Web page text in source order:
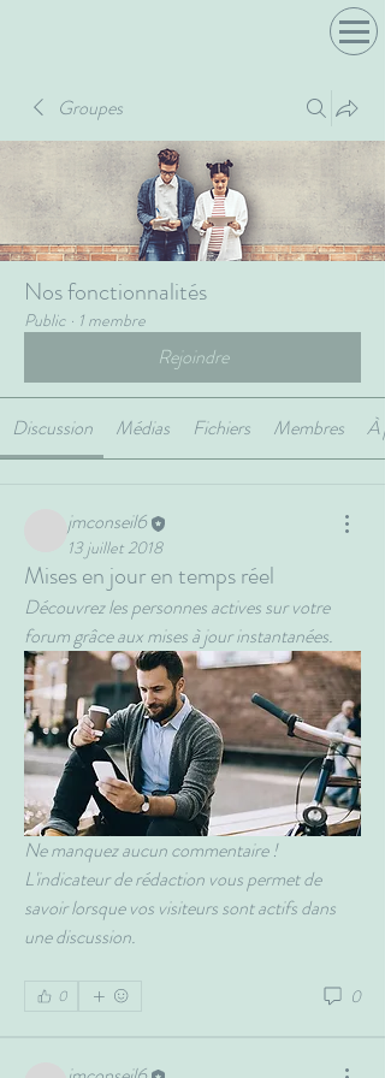
Groupes
Nos fonctionnalités
Public · 1 membre
Rejoindre
Discussion Médias Fichiers Membres À
jmconseil6
13 juillet 2018
Mises en jour en temps réel
Découvrez les personnes actives sur votre
forum grâce aux mises à jour instantanées.
Ne manquez aucun commentaire !
L'indicateur de rédaction vous permet de
savoir lorsque vos visiteurs sont actifs dans
une discussion.
0 0